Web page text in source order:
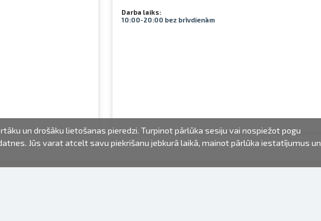
Darba laiks:
10:00-20:00 bez brīvdienām
un drošāku lietošanas pieredzi. Turpinot pārlūka sesiju vai nospiežot pogu
Jūs varat atcelt savu piekrišanu jebkurā laikā, mainot pārlūka iestatījumus un